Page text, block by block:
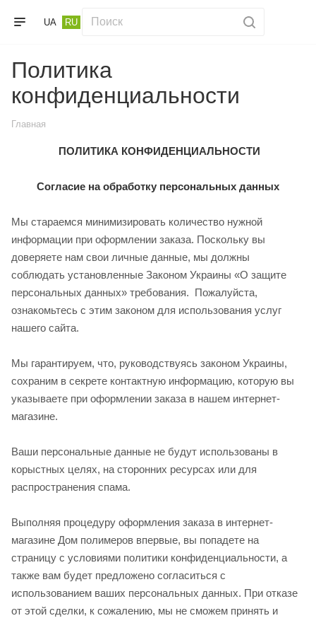
UA RU
Политика
конфиденциальности
Главная
ПОЛИТИКА КОНФИДЕНЦИАЛЬНОСТИ
Согласие на обработку персональных данных
Мы стараемся минимизировать количество нужной
информации при оформлении заказа. Поскольку вы
доверяете нам свои личные данные, мы должны
соблюдать установленные Законом Украины «О защите
персональных данных» требования. Пожалуйста,
ознакомьтесь с этим законом для использования услуг
нашего сайта.
Мы гарантируем, что, руководствуясь законом Украины,
сохраним в секрете контактную информацию, которую вы
указываете при оформлении заказа в нашем интернет-
магазине.
Ваши персональные данные не будут использованы в
корыстных целях, на сторонних ресурсах или для
распространения спама.
Выполняя процедуру оформления заказа в интернет-
магазине Дом полимеров впервые, вы попадете на
страницу с условиями политики конфиденциальности, а
также вам будет предложено согласиться с
использованием ваших персональных данных. При отказе
от этой сделки, к сожалению, мы не сможем принять и